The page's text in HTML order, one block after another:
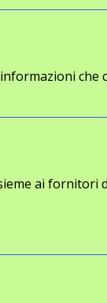
ai fornitori